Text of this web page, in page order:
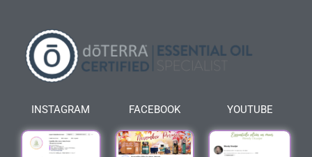
INSTAGRAM FACEBOOK YOUTUBE